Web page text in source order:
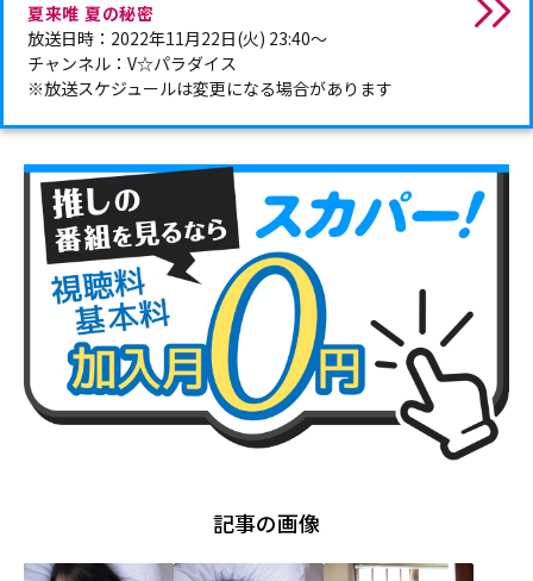
夏来唯 夏の秘密
放送日時：2022年11月22日(火) 23:40～
チャンネル：V☆パラダイス
※放送スケジュールは変更になる場合があります
記事の画像